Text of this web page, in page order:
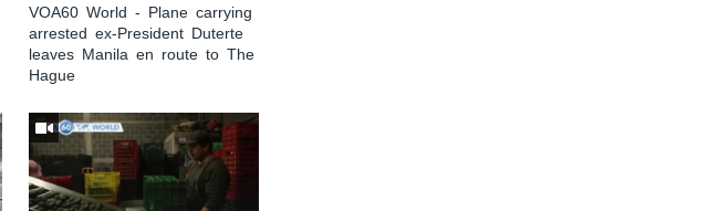
VOA60 World - Plane carrying
arrested ex-President Duterte
leaves Manila en route to The
Hague